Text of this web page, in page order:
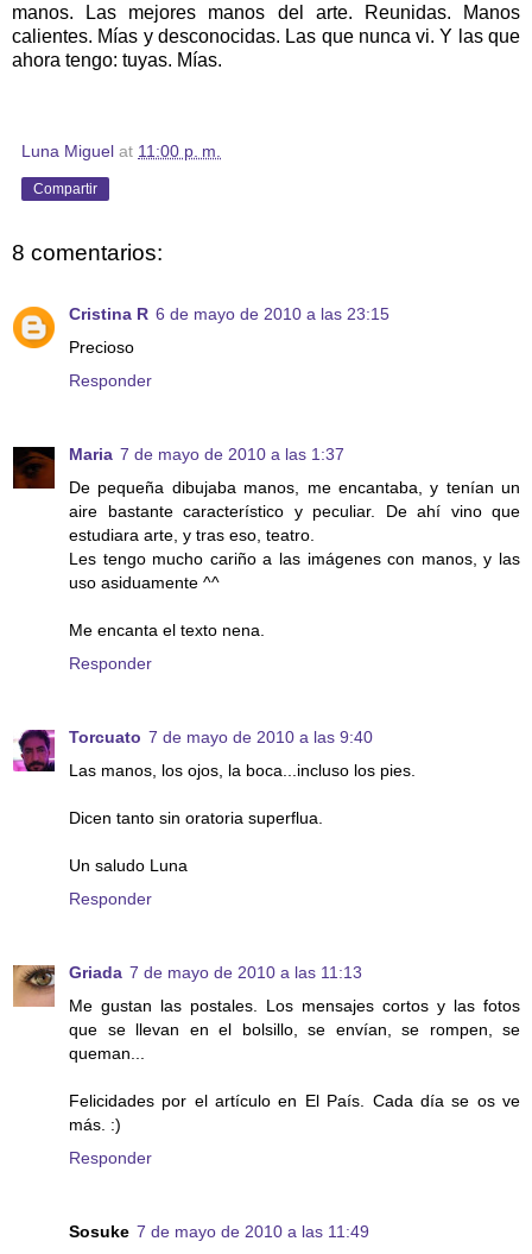
manos. Las mejores manos del arte. Reunidas. Manos
calientes. Mías y desconocidas. Las que nunca vi. Y las que
ahora tengo: tuyas. Mías.
Luna Miguel at 11:00 p. m.
Compartir
8 comentarios:
Cristina R 6 de mayo de 2010 a las 23:15
Precioso
Responder
Maria 7 de mayo de 2010 a las 1:37
De pequeña dibujaba manos, me encantaba, y tenían un
aire bastante característico y peculiar. De ahí vino que
estudiara arte, y tras eso, teatro.
Les tengo mucho cariño a las imágenes con manos, y las
uso asiduamente ^^
Me encanta el texto nena.
Responder
Torcuato 7 de mayo de 2010 a las 9:40
Las manos, los ojos, la boca...incluso los pies.
Dicen tanto sin oratoria superflua.
Un saludo Luna
Responder
Griada 7 de mayo de 2010 a las 11:13
Me gustan las postales. Los mensajes cortos y las fotos
que se llevan en el bolsillo, se envían, se rompen, se
queman...
Felicidades por el artículo en El País. Cada día se os ve
más. :)
Responder
Sosuke 7 de mayo de 2010 a las 11:49